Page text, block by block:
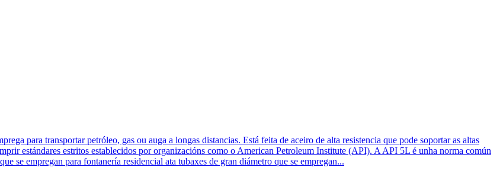
para transportar petróleo, gas ou auga a longas distancias. Está feita de aceiro de alta resistencia que pode soportar as altas
estándares estritos establecidos por organizacións como o American Petroleum Institute (API). A API 5L é unha norma común
se empregan para fontanería residencial ata tubaxes de gran diámetro que se empregan...